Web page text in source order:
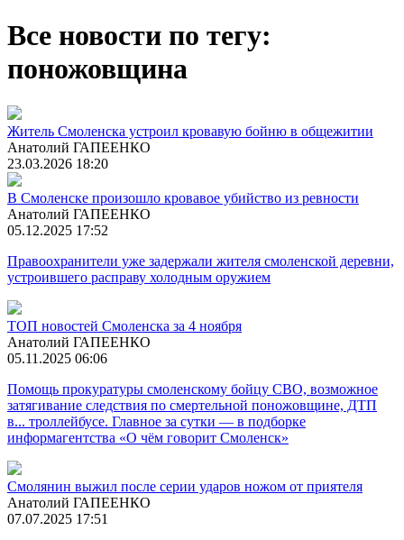
Все новости по тегу:
поножовщина
Житель Смоленска устроил кровавую бойню в общежитии
Анатолий ГАПЕЕНКО
23.03.2026 18:20
В Смоленске произошло кровавое убийство из ревности
Анатолий ГАПЕЕНКО
05.12.2025 17:52
Правоохранители уже задержали жителя смоленской деревни,
устроившего расправу холодным оружием
ТОП новостей Смоленска за 4 ноября
Анатолий ГАПЕЕНКО
05.11.2025 06:06
Помощь прокуратуры смоленскому бойцу СВО, возможное
затягивание следствия по смертельной поножовщине, ДТП
в... троллейбусе. Главное за сутки — в подборке
информагентства «О чём говорит Смоленск»
Смолянин выжил после серии ударов ножом от приятеля
Анатолий ГАПЕЕНКО
07.07.2025 17:51